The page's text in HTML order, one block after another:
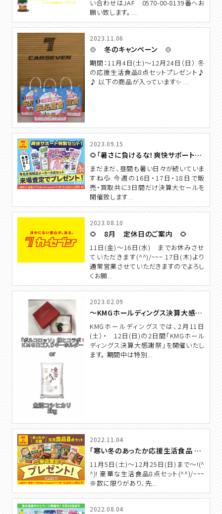
い合わせはJAF 0570-00-8139番へお
願い致します。 ...
2023.11.06
🍲 冬のキャンペーン 🍲
期間：11月4日(土)〜12月24日（日） 冬
の応援生活食品8点セットプレゼント♪
♪ 以下の商品が入っています✨ ...
2023.09.15
🌻「暑さに負けるな！爽快サポートキャンペーン」
まだまだ、昼間も暑い日々が続いていま
すね💦 今週の16日・17日・18日で販
売・買取共に3日間だけ決算大セールを
開催致します...
2023.08.10
🌻 8月 定休日のご案内 🌻
11日(金)～16日(水) までお休みさせ
ていただきます(^^)/~~~ 17日(木)より
通常営業させていただきますのでよろし
くお願...
2023.02.09
～KMGホールディングス決算大感謝祭～
KMGホールディングスでは、2月11日
(土）・ 12日(日)の2日間「KMGホール
ディングス決算大感謝祭」を開催いたし
ます。 期間中は特別...
2022.11.04
「寒い冬のあったか応援生活食品 8 点セットプレゼント」 冬キャンペーン🍲
11月5日(土)～12月25日(日)まで～!(^
^)! 豪華な生活食品8点セット(^^)/~~~
※数に限りがあり、先...
2022.08.04